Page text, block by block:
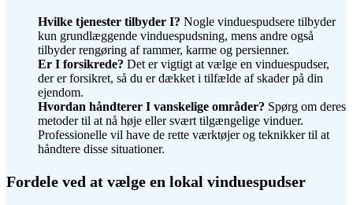
Hvilke tjenester tilbyder I? Nogle vinduespudsere tilbyder
kun grundlæggende vinduespudsning, mens andre også
tilbyder rengøring af rammer, karme og persienner.
Er I forsikrede? Det er vigtigt at vælge en vinduespudser,
der er forsikret, så du er dækket i tilfælde af skader på din
ejendom.
Hvordan håndterer I vanskelige områder? Spørg om deres
metoder til at nå høje eller svært tilgængelige vinduer.
Professionelle vil have de rette værktøjer og teknikker til at
håndtere disse situationer.
Fordele ved at vælge en lokal vinduespudser